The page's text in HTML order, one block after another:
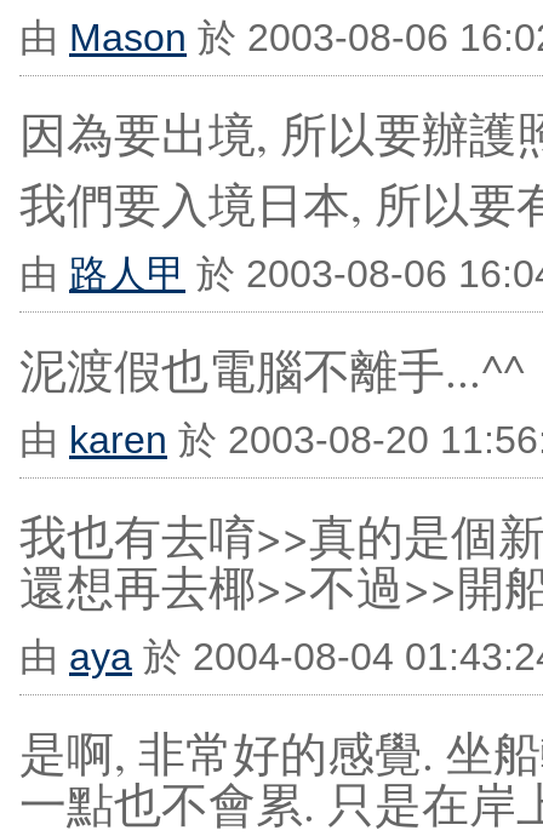
由 Mason 於 2003-08-06
因為要出境, 所以要辦護
我們要入境日本, 所以要
由 路人甲 於 2003-08-06
泥渡假也電腦不離手...^^
由 karen 於 2003-08-20
我也有去唷>>真的是個
還想再去椰>>不過>>開
由 aya 於 2004-08-04
是啊, 非常好的感覺. 坐
一點也不會累. 只是在岸